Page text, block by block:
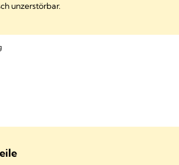
unzerstörbar.